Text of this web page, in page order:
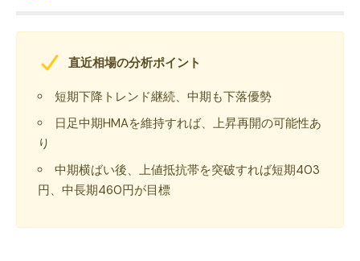
直近相場の分析ポイント
短期下降トレンド継続、中期も下落優勢
日足中期HMAを維持すれば、上昇再開の可能性あ
り
中期横ばい後、上値抵抗帯を突破すれば短期403
円、中長期460円が目標